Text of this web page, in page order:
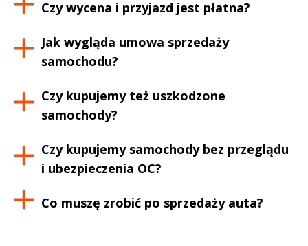
Czy wycena i przyjazd jest płatna?
Jak wygląda umowa sprzedaży
samochodu?
Czy kupujemy też uszkodzone
samochody?
Czy kupujemy samochody bez przeglądu
i ubezpieczenia OC?
Co muszę zrobić po sprzedaży auta?